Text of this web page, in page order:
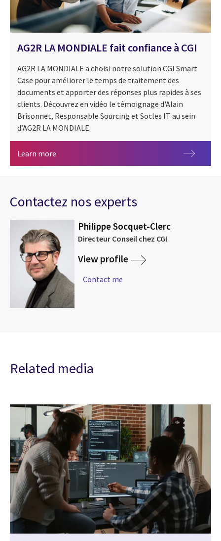
AG2R LA MONDIALE fait confiance à CGI
AG2R LA MONDIALE a choisi notre solution CGI Smart
Case pour améliorer le temps de traitement des
documents et apporter des réponses plus rapides à ses
clients. Découvrez en vidéo le témoignage d'Alain
Brisonnet, Responsable Sourcing et Socles IT au sein
d’AG2R LA MONDIALE.
Learn more AG2R LA MONDIALE fait confiance à CGI
Contactez nos experts
Philippe Socquet-Clerc
Directeur Conseil chez CGI
View profile
Contact me
Related media